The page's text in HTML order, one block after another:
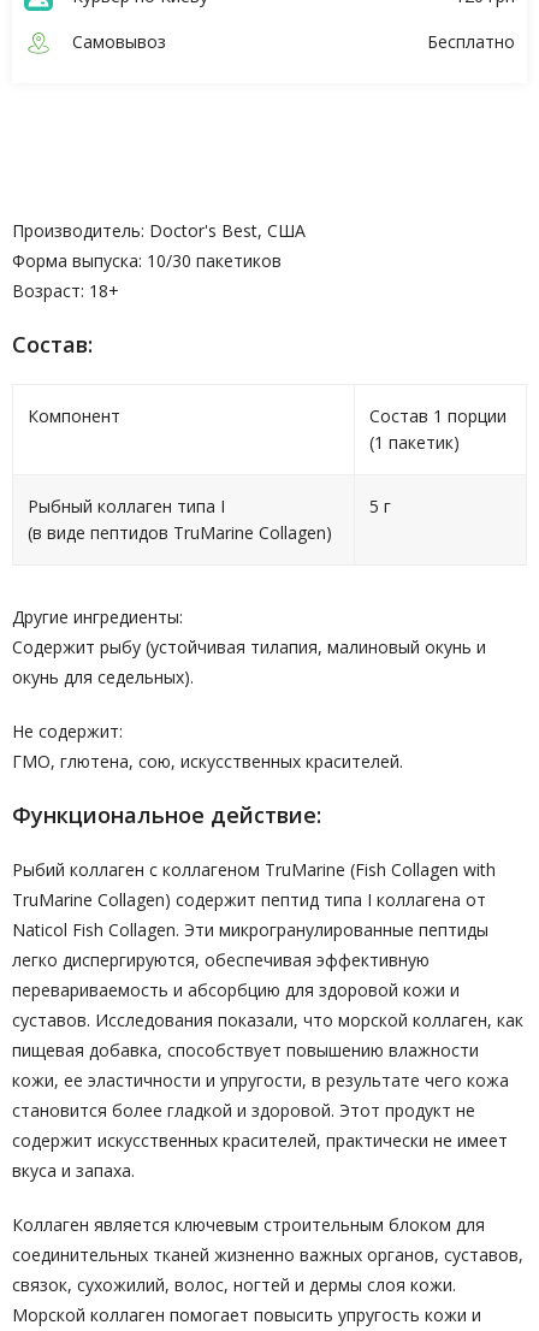
Самовывоз
Бесплатно
Производитель: Doctor's Best, США
Форма выпуска: 10/30 пакетиков
Возраст: 18+
Cостав:
Компонент
Состав 1 порции
(1 пакетик)
Рыбный коллаген типа I
(в виде пептидов TruMarine Collagen)
5 г
Другие ингредиенты:
Содержит рыбу (устойчивая тилапия, малиновый окунь и
окунь для седельных).
Не содержит:
ГМО, глютена, сою, искусственных красителей.
Функциональное действие:
Рыбий коллаген с коллагеном TruMarine (Fish Collagen with
TruMarine Collagen) содержит пептид типа I коллагена от
Naticol Fish Collagen. Эти микрогранулированные пептиды
легко диспергируются, обеспечивая эффективную
перевариваемость и абсорбцию для здоровой кожи и
суставов. Исследования показали, что морской коллаген, как
пищевая добавка, способствует повышению влажности
кожи, ее эластичности и упругости, в результате чего кожа
становится более гладкой и здоровой. Этот продукт не
содержит искусственных красителей, практически не имеет
вкуса и запаха.
Коллаген является ключевым строительным блоком для
соединительных тканей жизненно важных органов, суставов,
связок, сухожилий, волос, ногтей и дермы слоя кожи.
Морской коллаген помогает повысить упругость кожи и